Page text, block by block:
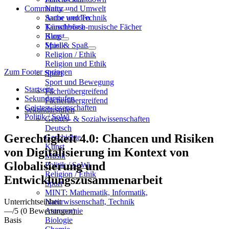
Natur und Umwelt
Sache und Technik
Künstlerisch-musische Fächer
Kunst
Musik
Religion / Ethik
Religion und Ethik
Sport
Sport und Bewegung
Fächerübergreifend
Fächerübergreifend
Sekundarstufen
Geistes- & Sozialwissenschaften
Deutsch
Geschichte
Kunst
Musik
Politik / SoWi
Religion / Ethik
Sport
MINT: Mathematik, Informatik,
Naturwissenschaft, Technik
Astronomie
Biologie
Community
Autor werden
Tauschbörse
Blog
Spiel & Spaß
Zum Footer springen
Startseite
Sekundarstufen
Geisteswissenschaften
Politik / SoWi
Gerechtigkeit 4.0: Chancen und Risiken
von Digitalisierung im Kontext von
Globalisierung und
Entwicklungszusammenarbeit
Unterrichtseinheit
—/5 (0 Bewertungen)
Basis